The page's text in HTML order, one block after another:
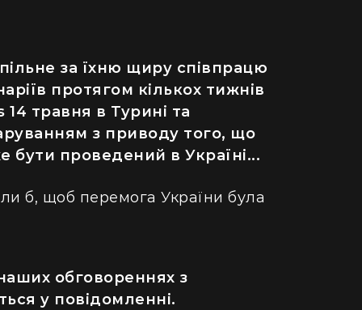
за їхню щиру співпрацю
протягом кількох тижнів
травня в Турині та
з приводу того, що
бути проведений в Україні...
б, щоб перемога України була
обговореннях з
у повідомленні.